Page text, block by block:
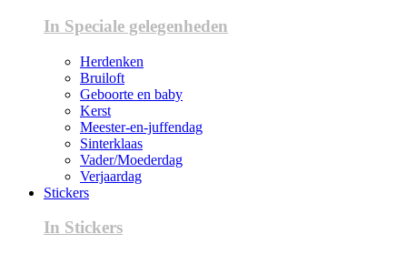
In Speciale gelegenheden
Herdenken
Bruiloft
Geboorte en baby
Kerst
Meester-en-juffendag
Sinterklaas
Vader/Moederdag
Verjaardag
Stickers
In Stickers